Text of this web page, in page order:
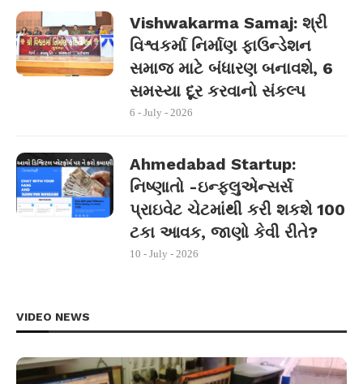
Vishwakarma Samaj: શ્રી
વિશ્વકર્મા નિર્માણ ફાઉન્ડેશન
સમાજ માટે બંધારણ બનાવશે, 6
સમસ્યા દૂર કરવાનો સંકલ્પ
6 - July - 2026
Ahmedabad Startup:
નિષ્ણાતો -ઇન્ફ્લુએન્સર્સ
પ્રાઇવેટ ચેટમાંથી કરી શકશે 100
ટકા આવક, જાણો કેવી રીતે?
10 - July - 2026
VIDEO NEWS